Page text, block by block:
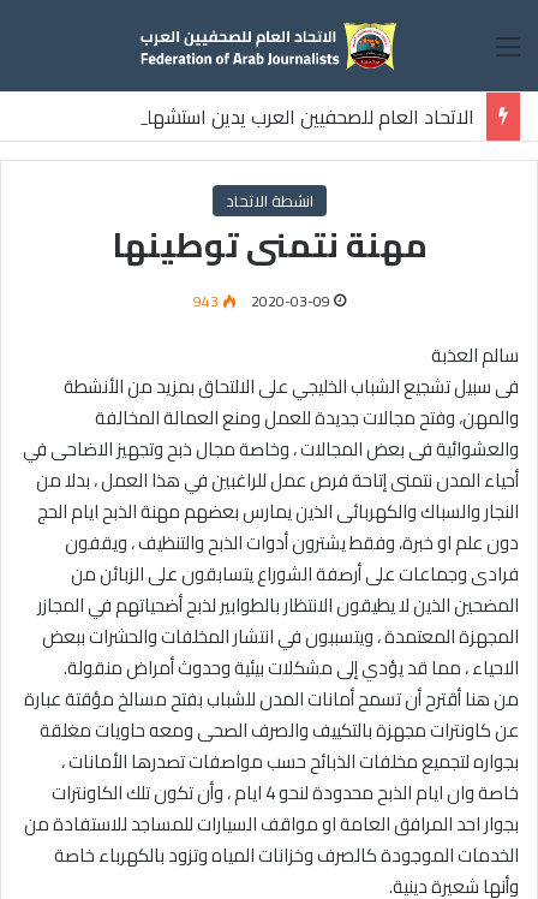
القائمة
الاتحاد العام للصحفيين العرب يدين استشهاد
ثلاثة صحفيين فلسطينيين باستهداف إسرائيلي وسط قطاع غزة
انشطة الاتحاد
مهنة نتمنى توطينها
2020-03-09
943
سالم العذبة
فى سبيل تشجيع الشباب الخليجي على الالتحاق بمزيد من الأنشطة
والمهن، وفتح مجالات جديدة للعمل ومنع العمالة المخالفة
والعشوائية فى بعض المجالات ، وخاصة مجال ذبح وتجهيز الاضاحى في
أحياء المدن نتمنى إتاحة فرص عمل للراغبين في هذا العمل ، بدلا من
النجار والسباك والكهربائى الذين يمارس بعضهم مهنة الذبح ايام الحج
دون علم او خبرة، وفقط يشترون أدوات الذبح والتنظيف ، ويقفون
فرادى وجماعات على أرصفة الشوراع يتسابقون على الزبائن من
المضحين الذين لا يطيقون الانتظار بالطوابير لذبح أضحياتهم في المجازر
المجهزة المعتمدة ، ويتسببون في انتشار المخلفات والحشرات ببعض
الاحياء ، مما قد يؤدي إلى مشكلات بيئية وحدوث أمراض منقولة.
من هنا أقترح أن تسمح أمانات المدن للشباب بفتح مسالخ مؤقتة عبارة
عن كاونترات مجهزة بالتكييف والصرف الصحى ومعه حاويات مغلقة
بجواره لتجميع مخلفات الذبائح حسب مواصفات تصدرها الأمانات ،
خاصة وان ايام الذبح محدودة لنحو 4 ايام ، وأن تكون تلك الكاونترات
بجوار احد المرافق العامة او مواقف السيارات للمساجد للاستفادة من
الخدمات الموجودة كالصرف وخزانات المياه وتزود بالكهرباء خاصة
وأنها شعيرة دينية.